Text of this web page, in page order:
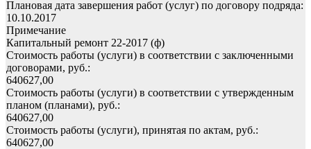
Плановая дата завершения работ (услуг) по договору подряда:
10.10.2017
Примечание
Капитальный ремонт 22-2017 (ф)
Стоимость работы (услуги) в соответствии с заключенными
договорами, руб.:
640627,00
Стоимость работы (услуги) в соответствии с утвержденным
планом (планами), руб.:
640627,00
Стоимость работы (услуги), принятая по актам, руб.:
640627,00